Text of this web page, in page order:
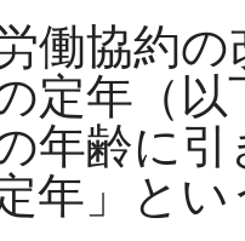
働協約の
定年（
年齢に
定年」と